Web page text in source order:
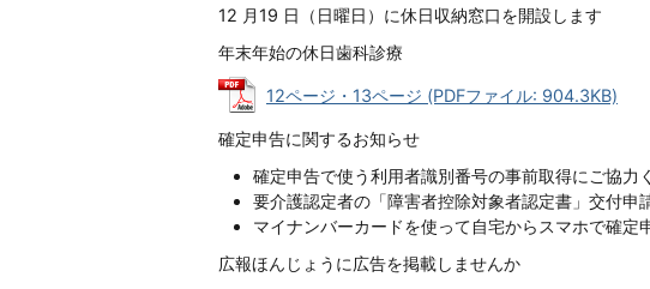
12 月19 日（日曜日）に休日収納窓口を開設します
年末年始の休日歯科診療
12ページ・13ページ (PDFファイル: 904.3KB)
確定申告に関するお知らせ
確定申告で使う利用者識別番号の事前取得にご協力
要介護認定者の「障害者控除対象者認定書」交付申
マイナンバーカードを使って自宅からスマホで確定
広報ほんじょうに広告を掲載しませんか